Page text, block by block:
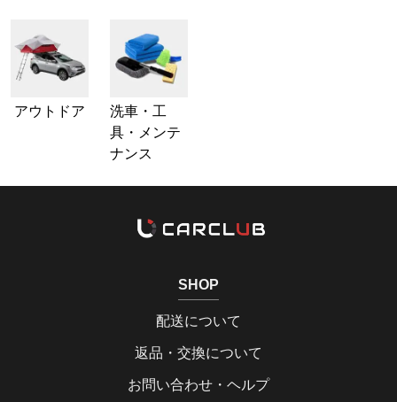
アウトドア
洗車・工
具・メンテ
ナンス
SHOP
配送について
返品・交換について
お問い合わせ・ヘルプ